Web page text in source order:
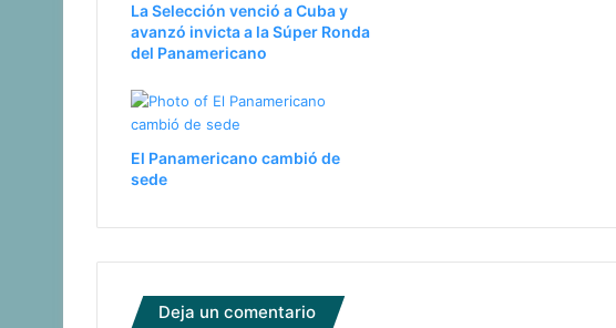
La Selección venció a Cuba y
avanzó invicta a la Súper Ronda
del Panamericano
El Panamericano cambió de
sede
Deja un comentario